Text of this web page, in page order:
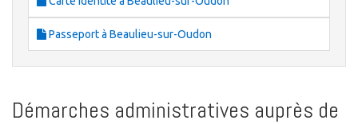
Passeport à Beaulieu-sur-Oudon
Démarches administratives auprès de